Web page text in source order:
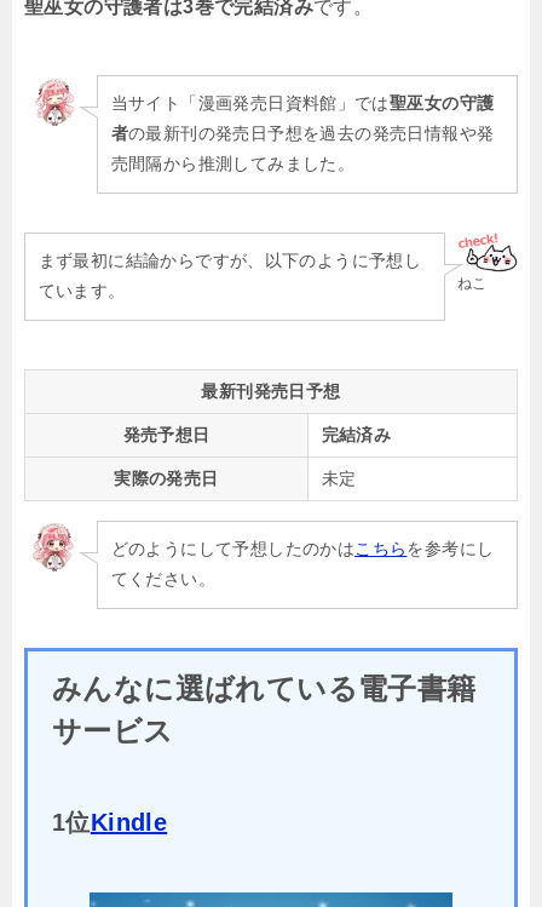
聖巫女の守護者は3巻で完結済みです。
当サイト「漫画発売日資料館」では聖巫女の守護
者の最新刊の発売日予想を過去の発売日情報や発
売間隔から推測してみました。
ねこ
まず最初に結論からですが、以下のように予想し
ています。
最新刊発売日予想
発売予想日 完結済み
実際の発売日 未定
どのようにして予想したのかはこちらを参考にし
てください。
みんなに選ばれている電子書籍
サービス
1位Kindle